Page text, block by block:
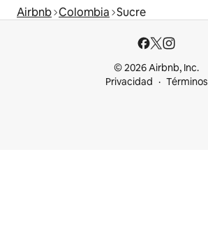
Airbnb Colombia Sucre
© 2026 Airbnb, Inc.
Privacidad
Términos